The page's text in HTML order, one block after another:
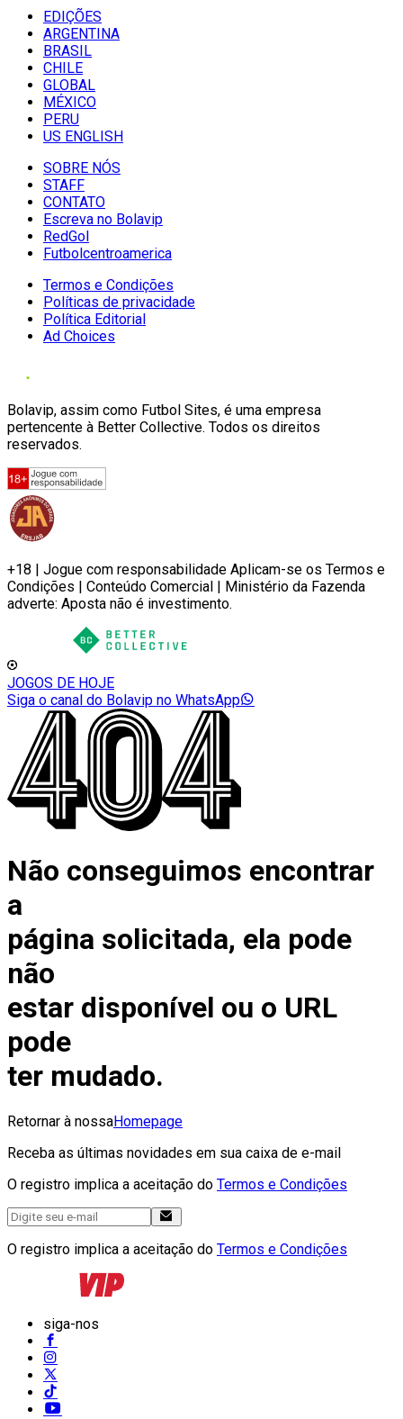
EDIÇÕES
ARGENTINA
BRASIL
CHILE
GLOBAL
MÉXICO
PERU
US ENGLISH
SOBRE NÓS
STAFF
CONTATO
Escreva no Bolavip
RedGol
Futbolcentroamerica
Termos e Condições
Políticas de privacidade
Política Editorial
Ad Choices
Bolavip, assim como Futbol Sites, é uma empresa
pertencente à Better Collective. Todos os direitos
reservados.
+18 | Jogue com responsabilidade Aplicam-se os Termos e
Condições | Conteúdo Comercial | Ministério da Fazenda
adverte: Aposta não é investimento.
JOGOS DE HOJE
Siga o canal do Bolavip no WhatsApp
Não conseguimos encontrar
a
página solicitada, ela pode
não
estar disponível ou o URL
pode
ter mudado.
Retornar à nossaHomepage
Receba as últimas novidades em sua caixa de e-mail
O registro implica a aceitação do Termos e Condições
O registro implica a aceitação do Termos e Condições
siga-nos